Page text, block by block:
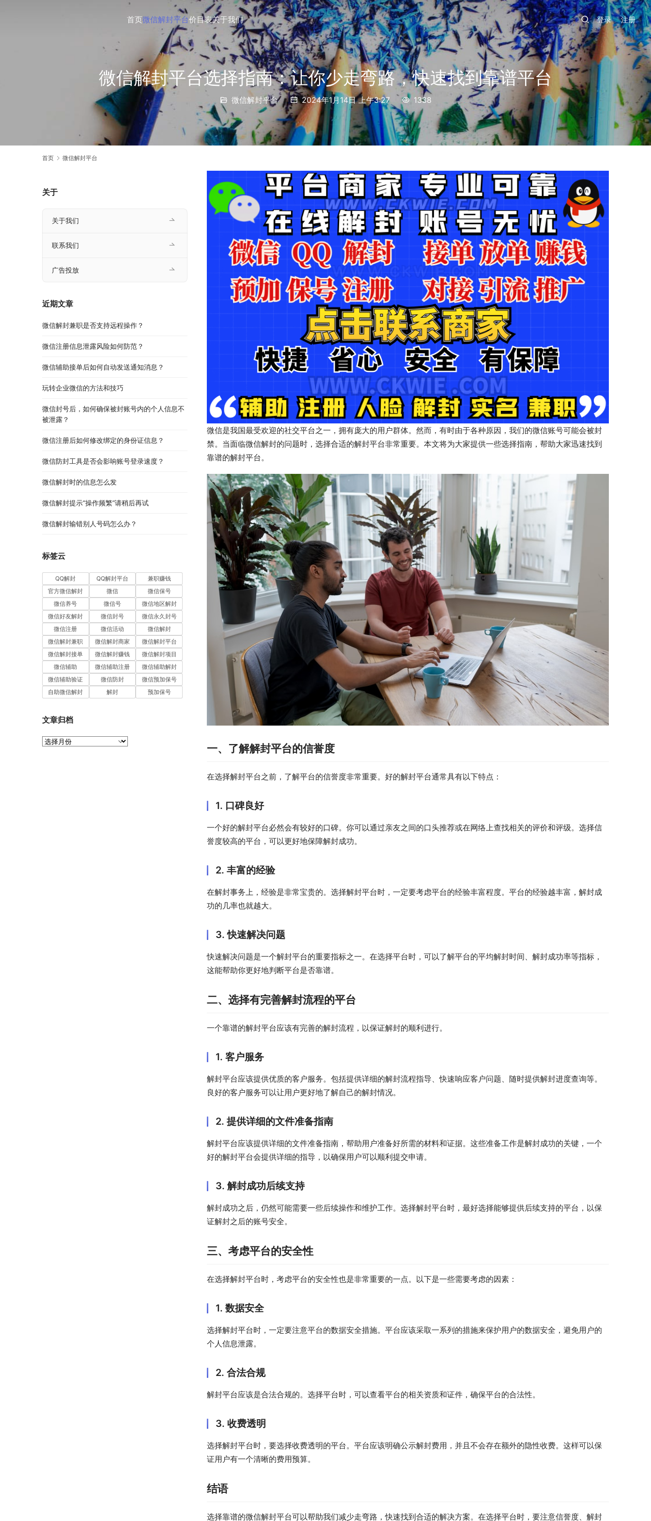
首页微信解封平台价目表关于我们 登录 注册
微信解封平台选择指南：让你少走弯路，快速找到靠谱平台
微信解封平台 2024年1月14日 上午3:27 1338
首页 微信解封平台
微信是我国最受欢迎的社交平台之一，拥有庞大的用户群体。然而，有时由于各种原因，我们的微信账号可能会被封
禁。当面临微信解封的问题时，选择合适的解封平台非常重要。本文将为大家提供一些选择指南，帮助大家迅速找到
靠谱的解封平台。
一、了解解封平台的信誉度
在选择解封平台之前，了解平台的信誉度非常重要。好的解封平台通常具有以下特点：
1. 口碑良好
一个好的解封平台必然会有较好的口碑。你可以通过亲友之间的口头推荐或在网络上查找相关的评价和评级。选择信
誉度较高的平台，可以更好地保障解封成功。
2. 丰富的经验
在解封事务上，经验是非常宝贵的。选择解封平台时，一定要考虑平台的经验丰富程度。平台的经验越丰富，解封成
功的几率也就越大。
3. 快速解决问题
快速解决问题是一个解封平台的重要指标之一。在选择平台时，可以了解平台的平均解封时间、解封成功率等指标，
这能帮助你更好地判断平台是否靠谱。
二、选择有完善解封流程的平台
一个靠谱的解封平台应该有完善的解封流程，以保证解封的顺利进行。
1. 客户服务
解封平台应该提供优质的客户服务。包括提供详细的解封流程指导、快速响应客户问题、随时提供解封进度查询等。
良好的客户服务可以让用户更好地了解自己的解封情况。
2. 提供详细的文件准备指南
解封平台应该提供详细的文件准备指南，帮助用户准备好所需的材料和证据。这些准备工作是解封成功的关键，一个
好的解封平台会提供详细的指导，以确保用户可以顺利提交申请。
3. 解封成功后续支持
解封成功之后，仍然可能需要一些后续操作和维护工作。选择解封平台时，最好选择能够提供后续支持的平台，以保
证解封之后的账号安全。
三、考虑平台的安全性
在选择解封平台时，考虑平台的安全性也是非常重要的一点。以下是一些需要考虑的因素：
1. 数据安全
选择解封平台时，一定要注意平台的数据安全措施。平台应该采取一系列的措施来保护用户的数据安全，避免用户的
个人信息泄露。
2. 合法合规
解封平台应该是合法合规的。选择平台时，可以查看平台的相关资质和证件，确保平台的合法性。
3. 收费透明
选择解封平台时，要选择收费透明的平台。平台应该明确公示解封费用，并且不会存在额外的隐性收费。这样可以保
证用户有一个清晰的费用预算。
结语
选择靠谱的微信解封平台可以帮助我们减少走弯路，快速找到合适的解决方案。在选择平台时，要注意信誉度、解封
关于
关于我们
联系我们
广告投放
近期文章
微信解封兼职是否支持远程操作？
微信注册信息泄露风险如何防范？
微信辅助接单后如何自动发送通知消息？
玩转企业微信的方法和技巧
微信封号后，如何确保被封账号内的个人信息不
被泄露？
微信注册后如何修改绑定的身份证信息？
微信防封工具是否会影响账号登录速度？
微信解封时的信息怎么发
微信解封提示“操作频繁”请稍后再试
微信解封输错别人号码怎么办？
标签云
QQ解封 QQ解封平台
兼职赚钱
官方微信解封
微信
微信保号
微信养号
微信号
微信地区解封
微信好友解封
微信封号
微信永久封号
微信注册
微信活动
微信解封
微信解封兼职
微信解封商家
微信解封平台
微信解封接单
微信解封赚钱
微信解封项目
微信辅助
微信辅助注册
微信辅助解封
微信辅助验证
微信防封
微信预加保号
自助微信解封
解封 预加保号
文章归档
文